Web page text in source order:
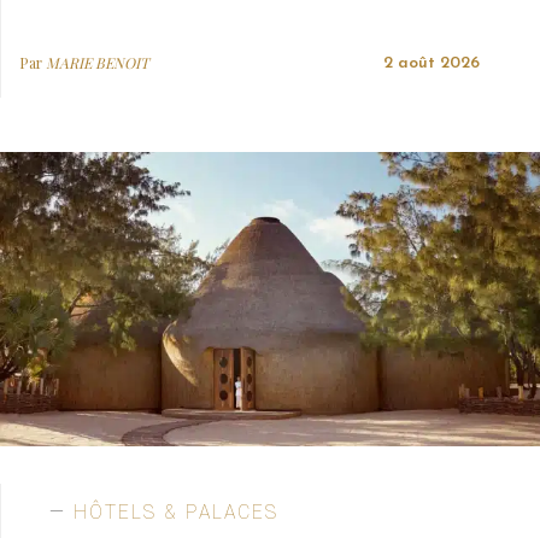
Par MARIE BENOIT 2 août 2026
HÔTELS & PALACES